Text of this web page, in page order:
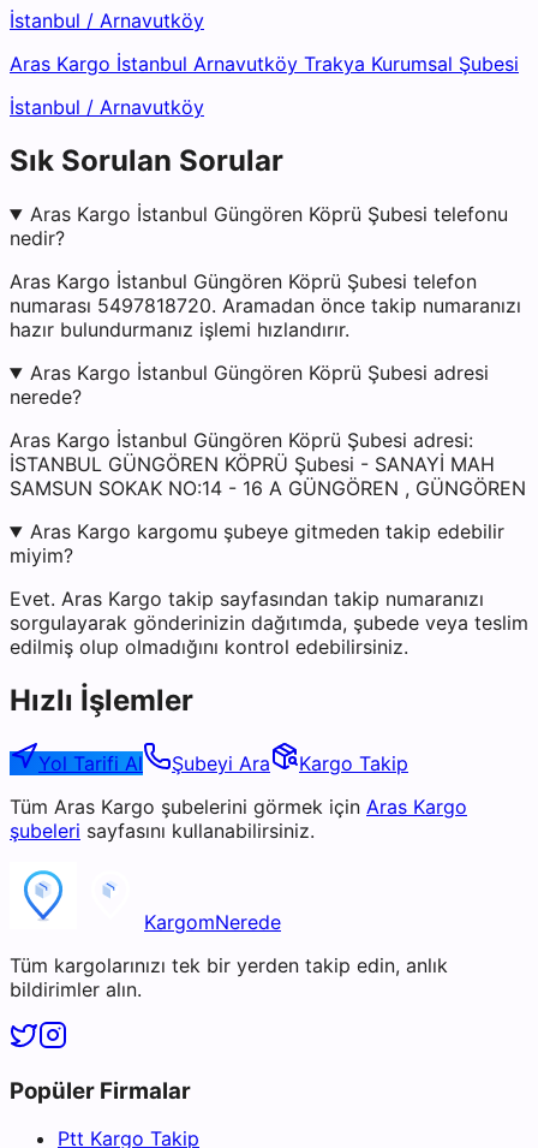
İstanbul / Arnavutköy
Aras Kargo İstanbul Arnavutköy Trakya Kurumsal Şubesi
İstanbul / Arnavutköy
Sık Sorulan Sorular
Aras Kargo İstanbul Güngören Köprü Şubesi telefonu
nedir?
Aras Kargo İstanbul Güngören Köprü Şubesi telefon
numarası 5497818720. Aramadan önce takip numaranızı
hazır bulundurmanız işlemi hızlandırır.
Aras Kargo İstanbul Güngören Köprü Şubesi adresi
nerede?
Aras Kargo İstanbul Güngören Köprü Şubesi adresi:
İSTANBUL GÜNGÖREN KÖPRÜ Şubesi - SANAYİ MAH
SAMSUN SOKAK NO:14 - 16 A GÜNGÖREN , GÜNGÖREN
Aras Kargo kargomu şubeye gitmeden takip edebilir
miyim?
Evet. Aras Kargo takip sayfasından takip numaranızı
sorgulayarak gönderinizin dağıtımda, şubede veya teslim
edilmiş olup olmadığını kontrol edebilirsiniz.
Hızlı İşlemler
Yol Tarifi Al Şubeyi Ara
Kargo Takip
Tüm Aras Kargo şubelerini görmek için Aras Kargo
şubeleri sayfasını kullanabilirsiniz.
KargomNerede
Tüm kargolarınızı tek bir yerden takip edin, anlık
bildirimler alın.
Popüler Firmalar
Ptt Kargo Takip